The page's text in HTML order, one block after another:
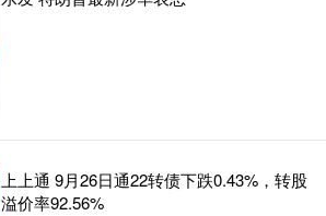
上上通 9月26日通22转债下跌0.43%，转股
溢价率92.56%